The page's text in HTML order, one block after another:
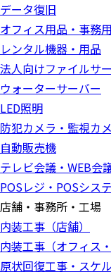
データ復旧
オフィス用品・事務
レンタル機器・用品
法人向けファイルサ
ウォーターサーバー
LED照明
防犯カメラ・監視カ
自動販売機
テレビ会議・WEB会
POSレジ・POSシス
店舗・事務所・工場
内装工事（店舗）
内装工事（オフィス・
原状回復工事・スケ